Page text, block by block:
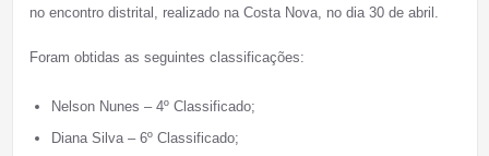
no encontro distrital, realizado na Costa Nova, no dia 30 de abril.
Foram obtidas as seguintes classificações:
Nelson Nunes – 4º Classificado;
Diana Silva – 6º Classificado;